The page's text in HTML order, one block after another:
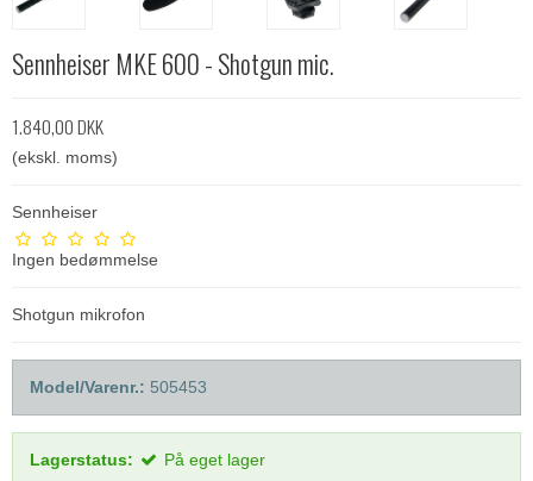
Sennheiser MKE 600 - Shotgun mic.
1.840,00 DKK
(ekskl. moms)
Sennheiser
Ingen bedømmelse
Shotgun mikrofon
Model/Varenr.: 505453
Lagerstatus: På eget lager